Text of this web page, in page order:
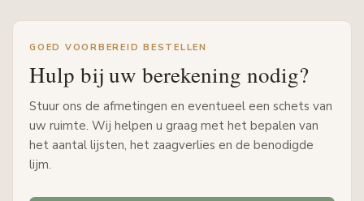
GOED VOORBEREID BESTELLEN
Hulp bij uw berekening nodig?
Stuur ons de afmetingen en eventueel een schets van
uw ruimte. Wij helpen u graag met het bepalen van
het aantal lijsten, het zaagverlies en de benodigde
lijm.